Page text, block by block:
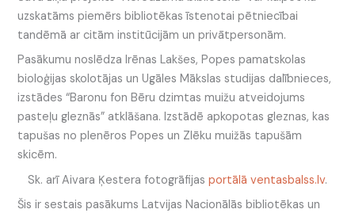
uzskatāms piemērs bibliotēkas īstenotai pētniecībai
tandēmā ar citām institūcijām un privātpersonām.
Pasākumu noslēdza Irēnas Lakšes, Popes pamatskolas
bioloģijas skolotājas un Ugāles Mākslas studijas dalībnieces,
izstādes “Baronu fon Bēru dzimtas muižu atveidojums
pasteļu gleznās” atklāšana. Izstādē apkopotas gleznas, kas
tapušas no plenēros Popes un Zlēku muižās tapušām
skicēm.
Sk. arī Aivara Ķestera fotogrāfijas portālā ventasbalss.lv.
Šis ir sestais pasākums Latvijas Nacionālās bibliotēkas un